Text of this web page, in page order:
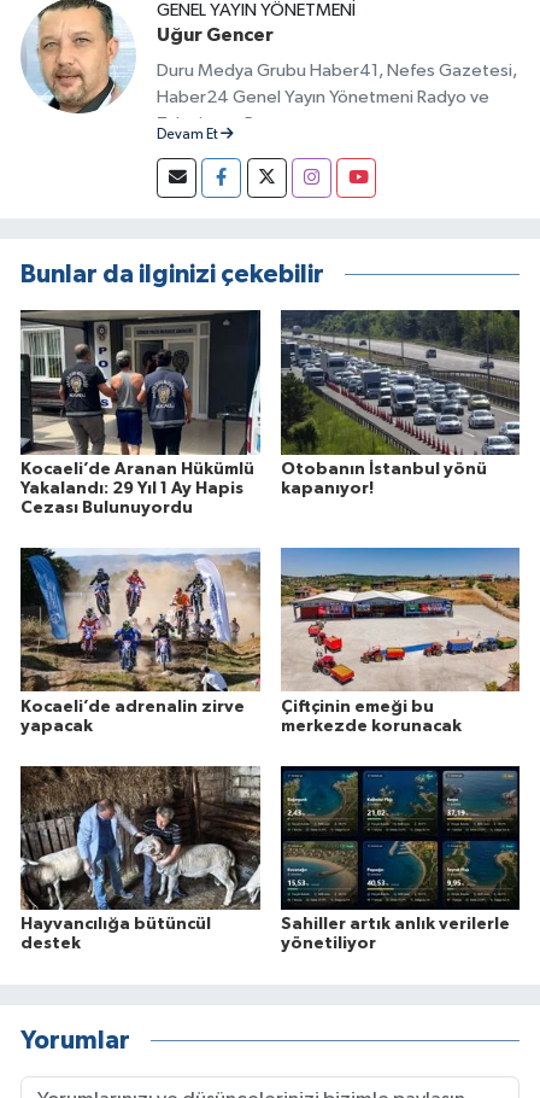
GENEL YAYIN YÖNETMENI
Uğur Gencer
Duru Medya Grubu Haber41, Nefes Gazetesi,
Haber24 Genel Yayın Yönetmeni Radyo ve
Televizyon Programcısı
Devam Et
Bunlar da ilginizi çekebilir
Kocaeli’de Aranan Hükümlü
Yakalandı: 29 Yıl 1 Ay Hapis
Cezası Bulunuyordu
Otobanın İstanbul yönü
kapanıyor!
Kocaeli’de adrenalin zirve
yapacak
Çiftçinin emeği bu
merkezde korunacak
Hayvancılığa bütüncül
destek
Sahiller artık anlık verilerle
yönetiliyor
Yorumlar